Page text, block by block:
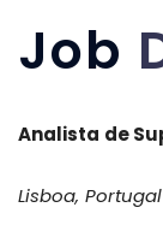
Job
Analista de
Lisboa, Portugal